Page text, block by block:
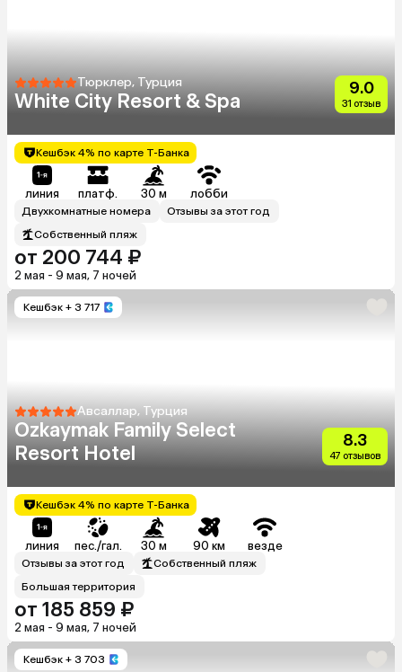
Тюрклер, Турция
White City Resort & Spa
9.0
31 отзыв
Кешбэк 4% по карте Т-Банка
линия платф. 30 м лобби
Двухкомнатные номера
Отзывы за этот год
Собственный пляж
от 200 744 ₽
2 мая - 9 мая, 7 ночей
Кешбэк + 3 717
Авсаллар, Турция
Ozkaymak Family Select
Resort Hotel
8.3
47 отзывов
Кешбэк 4% по карте Т-Банка
линия пес./гал. 30 м 90 км везде
Отзывы за этот год
Собственный пляж
Большая территория
от 185 859 ₽
2 мая - 9 мая, 7 ночей
Кешбэк + 3 703